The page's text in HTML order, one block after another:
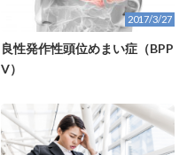
2017/3/27
良性発作性頭位めまい症（BPP
V）